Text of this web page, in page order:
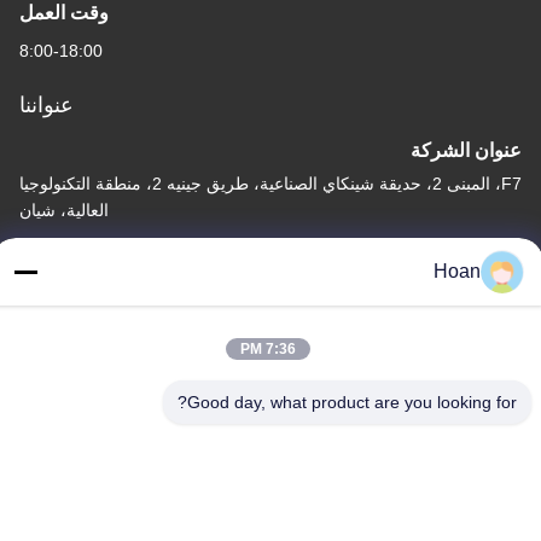
وقت العمل
8:00-18:00
عنواننا
عنوان الشركة
F7، المبنى 2، حديقة شينكاي الصناعية، طريق جينيه 2، منطقة التكنولوجيا
العالية، شيان
عنوان المصنع
Hoan
7:36 PM
Good day, what product are you looking for?